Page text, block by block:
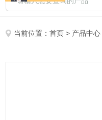
当前位置：首页 > 产品中心